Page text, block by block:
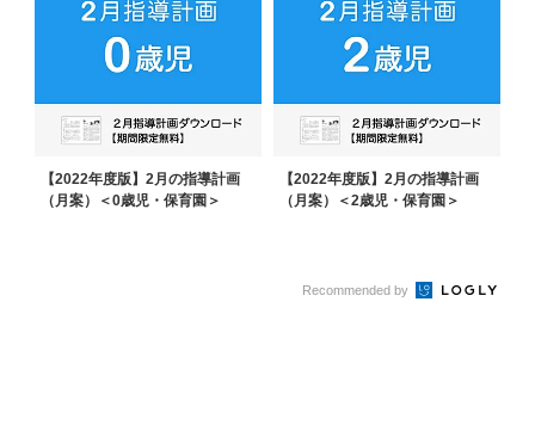
【2022年度版】2月の指導計画
（月案）＜0歳児・保育園＞
【2022年度版】2月の指導計画
（月案）＜2歳児・保育園＞
Recommended by